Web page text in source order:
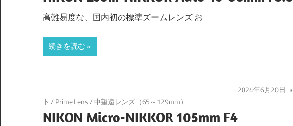
高難易度な、国内初の標準ズームレンズ お
続きを読む
2024年6月20日
ト / Prime Lens/中望遠レンズ（65～129mm）
NIKON Micro-NIKKOR 105mm F4